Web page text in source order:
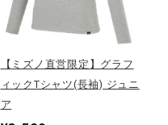
【ミズノ直営限定】グラフ
ィックTシャツ(長袖) ジュニ
ア